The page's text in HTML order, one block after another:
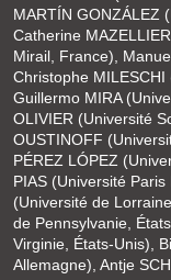
MARTÍN GONZÁLEZ
Catherine
Mirail, France),
Christophe
Guillermo MIRA
OLIVIER (Université
OUSTINOFF
PÉREZ LÓPEZ
PIAS (Université
(Université de
de Pennsylvanie,
Virginie, États-Unis),
Allemagne), Antje